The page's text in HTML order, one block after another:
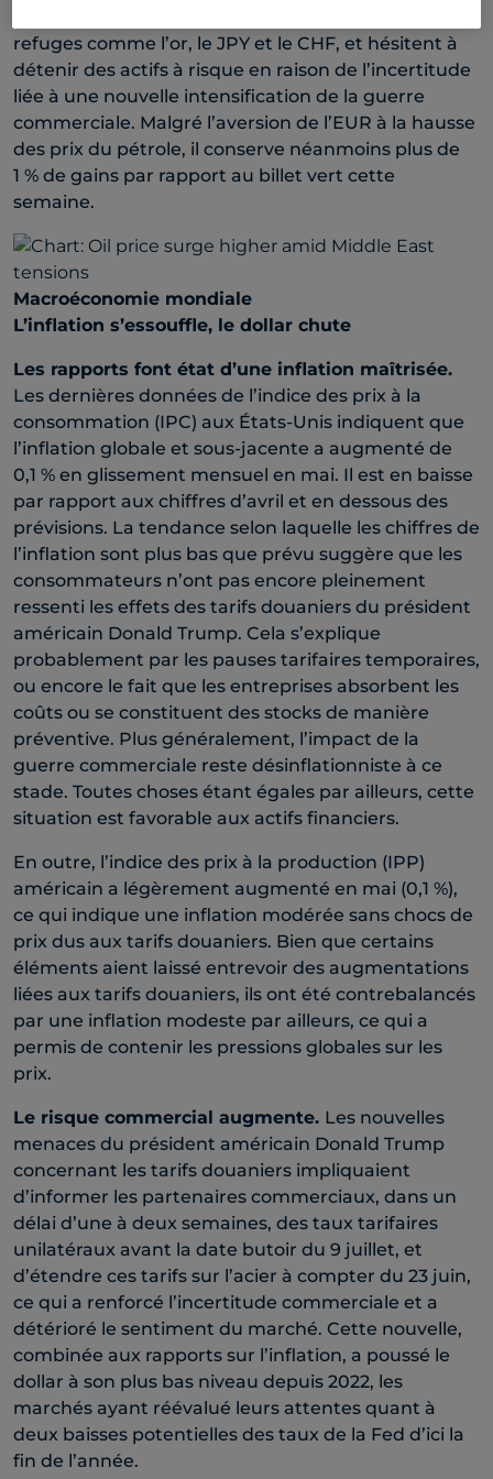
refuges comme l’or, le JPY et le CHF, et hésitent à
détenir des actifs à risque en raison de l’incertitude
liée à une nouvelle intensification de la guerre
commerciale. Malgré l’aversion de l’EUR à la hausse
des prix du pétrole, il conserve néanmoins plus de
1 % de gains par rapport au billet vert cette
semaine.
Macroéconomie mondiale
L’inflation s’essouffle, le dollar chute
Les rapports font état d’une inflation maîtrisée.
Les dernières données de l’indice des prix à la
consommation (IPC) aux États-Unis indiquent que
l’inflation globale et sous-jacente a augmenté de
0,1 % en glissement mensuel en mai. Il est en baisse
par rapport aux chiffres d’avril et en dessous des
prévisions. La tendance selon laquelle les chiffres de
l’inflation sont plus bas que prévu suggère que les
consommateurs n’ont pas encore pleinement
ressenti les effets des tarifs douaniers du président
américain Donald Trump. Cela s’explique
probablement par les pauses tarifaires temporaires,
ou encore le fait que les entreprises absorbent les
coûts ou se constituent des stocks de manière
préventive. Plus généralement, l’impact de la
guerre commerciale reste désinflationniste à ce
stade. Toutes choses étant égales par ailleurs, cette
situation est favorable aux actifs financiers. ​
En outre, l’indice des prix à la production (IPP)
américain a légèrement augmenté en mai (0,1 %),
ce qui indique une inflation modérée sans chocs de
prix dus aux tarifs douaniers. Bien que certains
éléments aient laissé entrevoir des augmentations
liées aux tarifs douaniers, ils ont été contrebalancés
par une inflation modeste par ailleurs, ce qui a
permis de contenir les pressions globales sur les
prix.​
Le risque commercial augmente. Les nouvelles
menaces du président américain Donald Trump
concernant les tarifs douaniers impliquaient
d’informer les partenaires commerciaux, dans un
délai d’une à deux semaines, des taux tarifaires
unilatéraux avant la date butoir du 9 juillet, et
d’étendre ces tarifs sur l’acier à compter du 23 juin,
ce qui a renforcé l’incertitude commerciale et a
détérioré le sentiment du marché. Cette nouvelle,
combinée aux rapports sur l’inflation, a poussé le
dollar à son plus bas niveau depuis 2022, les
marchés ayant réévalué leurs attentes quant à
deux baisses potentielles des taux de la Fed d’ici la
fin de l’année.​